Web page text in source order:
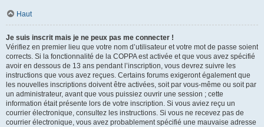
Haut
Je suis inscrit mais je ne peux pas me connecter !
Vérifiez en premier lieu que votre nom d’utilisateur et votre mot de passe soient
corrects. Si la fonctionnalité de la COPPA est activée et que vous avez spécifié
avoir en dessous de 13 ans pendant l’inscription, vous devrez suivre les
instructions que vous avez reçues. Certains forums exigeront également que
les nouvelles inscriptions doivent être activées, soit par vous-même ou soit par
un administrateur, avant que vous puissiez ouvrir une session ; cette
information était présente lors de votre inscription. Si vous aviez reçu un
courrier électronique, consultez les instructions. Si vous ne recevez pas de
courrier électronique, vous avez probablement spécifié une mauvaise adresse